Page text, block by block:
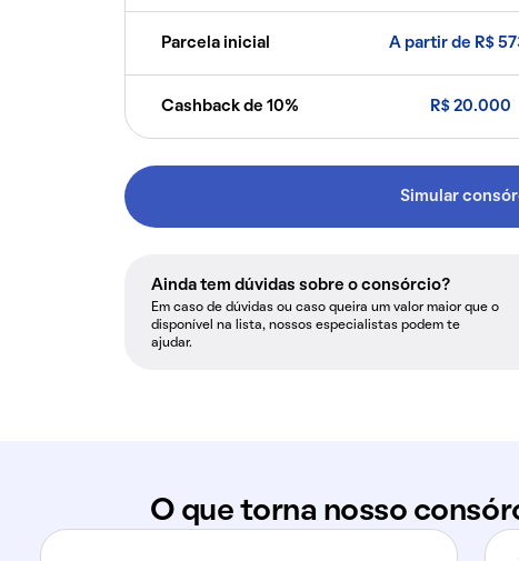
Parcela inicial A partir de R$
Cashback de 10% R$ 20.000
Simular
Ainda tem dúvidas sobre o consórcio?
Em caso de dúvidas ou caso queira um valor maior que o
disponível na lista, nossos especialistas podem te
ajudar.
O que torna nosso